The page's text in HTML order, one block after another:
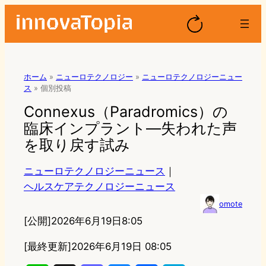
ホーム » ニューロテクノロジー » ニューロテクノロジーニュー
ス » 個別投稿
Connexus（Paradromics）の
臨床インプラント—失われた声
を取り戻す試み
ニューロテクノロジーニュース ｜
ヘルスケアテクノロジーニュース
omote
[公開]2026年6月19日8:05
[最終更新]2026年6月19日 08:05